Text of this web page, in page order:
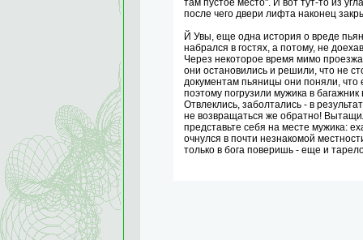
там пустое место". И вот тут-то из
после чего двери лифта наконец
Й Увы, еще одна история о вреде
набрался в гостях, а потому, не
Через некоторое время мимо
они остановились и решили, что не
документам пьяницы они поняли, что
поэтому погрузили мужика в
Отвлеклись, заболтались - в
не возвращаться же обратно!
представьте себя на месте мужика:
очнулся в почти незнакомой
только в бога поверишь - еще и